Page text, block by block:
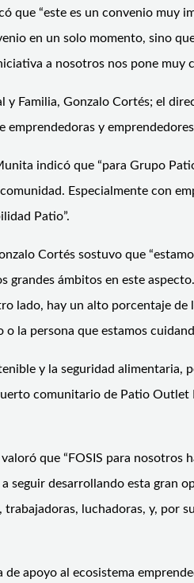
que “este es un convenio muy
en un solo momento, sino
a nosotros nos pone muy
Familia, Gonzalo Cortés; el
y
indicó que “para Grupo
Especialmente con
Patio”.
Cortés sostuvo que
ámbitos en este
lado, hay un alto porcentaje
persona que estamos
y la seguridad
comunitario de Patio
que “FOSIS para
seguir desarrollando esta gran
luchadoras, y,
apoyo al ecosistema